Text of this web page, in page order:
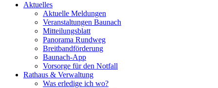
Aktuelles
Aktuelle Meldungen
Veranstaltungen Baunach
Mitteilungsblatt
Panorama Rundweg
Breitbandförderung
Baunach-App
Vorsorge für den Notfall
Rathaus & Verwaltung
Was erledige ich wo?